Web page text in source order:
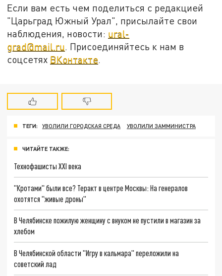
Если вам есть чем поделиться с редакцией
"Царьград Южный Урал", присылайте свои
наблюдения, новости: ural-
grad@mail.ru. Присоединяйтесь к нам в
соцсетях ВКонтакте.
ТЕГИ: УВОЛИЛИ ГОРОДСКАЯ СРЕДА УВОЛИЛИ ЗАММИНИСТРА
ЧИТАЙТЕ ТАКЖЕ:
Технофашисты XXI века
"Кротами" были все? Теракт в центре Москвы: На генералов
охотятся "живые дроны"
В Челябинске пожилую женщину с внуком не пустили в магазин за
хлебом
В Челябинской области "Игру в кальмара" переложили на
советский лад